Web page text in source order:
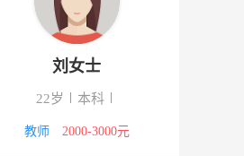
08-08
08-08
08-08
刘女士
22岁 本科
教师 2000-3000元